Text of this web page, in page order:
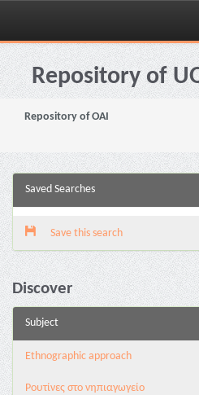
Skip
navigationRepository of
Repository of OAI
Saved Searches
Save this search
Discover
Subject
Ethnographic approach
Pουτίνες στο νηπιαγωγείο